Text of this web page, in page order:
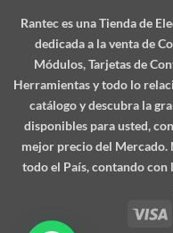
Ranteces una Tienda de
dedicada a la venta de
Módulos, Tarjetas de
Herramientas y todo lo
catálogo y descubra la
disponibles para usted,
mejor precio del Mercado.
todo el País, contando con